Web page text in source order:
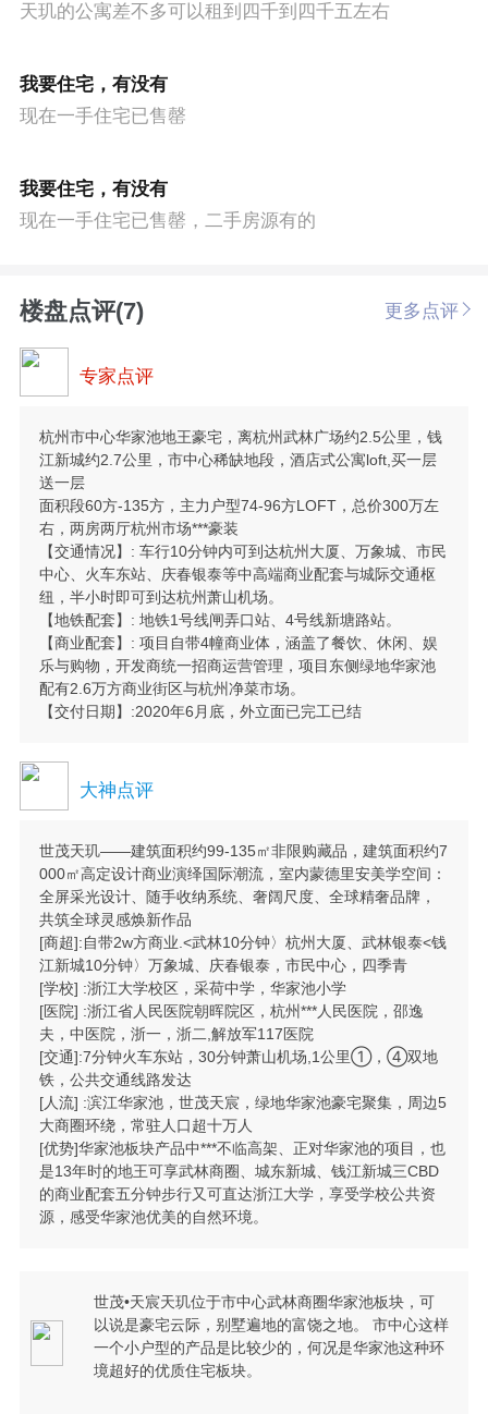
天玑的公寓差不多可以租到四千到四千五左右
我要住宅，有没有
现在一手住宅已售罄
我要住宅，有没有
现在一手住宅已售罄，二手房源有的
楼盘点评(7) 更多点评
专家点评
杭州市中心华家池地王豪宅，离杭州武林广场约2.5公里，钱
江新城约2.7公里，市中心稀缺地段，酒店式公寓loft,买一层
送一层
面积段60方-135方，主力户型74-96方LOFT，总价300万左
右，两房两厅杭州市场***豪装
【交通情况】: 车行10分钟内可到达杭州大厦、万象城、市民
中心、火车东站、庆春银泰等中高端商业配套与城际交通枢
纽，半小时即可到达杭州萧山机场。
【地铁配套】: 地铁1号线闸弄口站、4号线新塘路站。
【商业配套】: 项目自带4幢商业体，涵盖了餐饮、休闲、娱
乐与购物，开发商统一招商运营管理，项目东侧绿地华家池
配有2.6万方商业街区与杭州净菜市场。
【交付日期】:2020年6月底，外立面已完工已结
大神点评
世茂天玑——建筑面积约99-135㎡非限购藏品，建筑面积约7
000㎡高定设计商业演绎国际潮流，室内蒙德里安美学空间：
全屏采光设计、随手收纳系统、奢阔尺度、全球精奢品牌，
共筑全球灵感焕新作品
[商超]:自带2w方商业.<武林10分钟〉杭州大厦、武林银泰<钱
江新城10分钟〉万象城、庆春银泰，市民中心，四季青
[学校] :浙江大学校区，采荷中学，华家池小学
[医院] :浙江省人民医院朝晖院区，杭州***人民医院，邵逸
夫，中医院，浙一，浙二,解放军117医院
[交通]:7分钟火车东站，30分钟萧山机场,1公里①，④双地
铁，公共交通线路发达
[人流] :滨江华家池，世茂天宸，绿地华家池豪宅聚集，周边5
大商圈环绕，常驻人口超十万人
[优势]华家池板块产品中***不临高架、正对华家池的项目，也
是13年时的地王可享武林商圈、城东新城、钱江新城三CBD
的商业配套五分钟步行又可直达浙江大学，享受学校公共资
源，感受华家池优美的自然环境。
世茂•天宸天玑位于市中心武林商圈华家池板块，可
以说是豪宅云际，别墅遍地的富饶之地。 市中心这样
一个小户型的产品是比较少的，何况是华家池这种环
境超好的优质住宅板块。